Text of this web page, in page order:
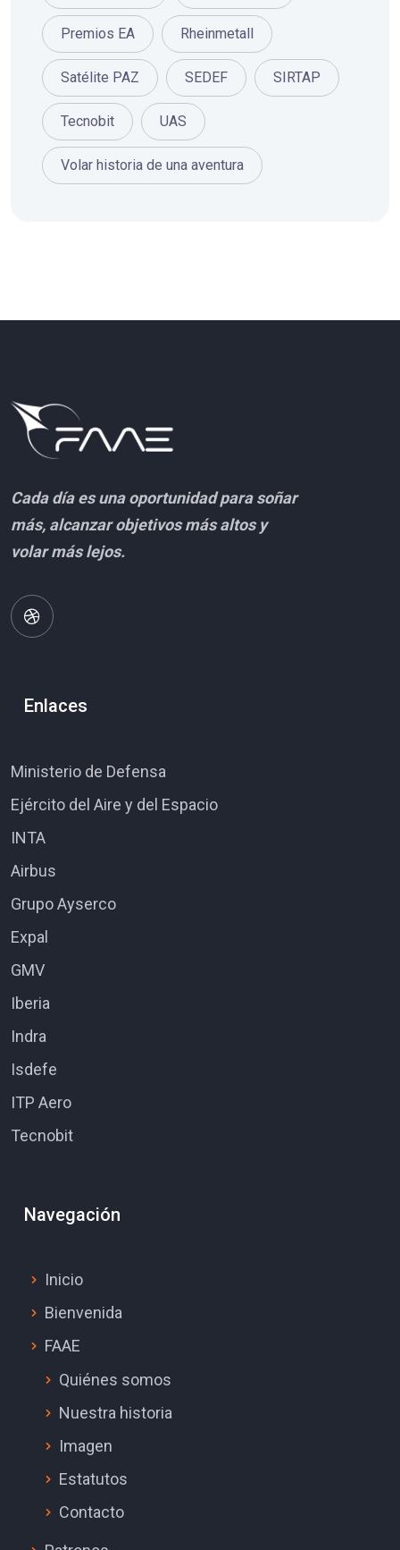
Premios EA Rheinmetall
Satélite PAZ SEDEF SIRTAP
Tecnobit UAS
Volar historia de una aventura
Cada día es una oportunidad para soñar
más, alcanzar objetivos más altos y
volar más lejos.
Enlaces
Ministerio de Defensa
Ejército del Aire y del Espacio
INTA
Airbus
Grupo Ayserco
Expal
GMV
Iberia
Indra
Isdefe
ITP Aero
Tecnobit
Navegación
Inicio
Bienvenida
FAAE
Quiénes somos
Nuestra historia
Imagen
Estatutos
Contacto